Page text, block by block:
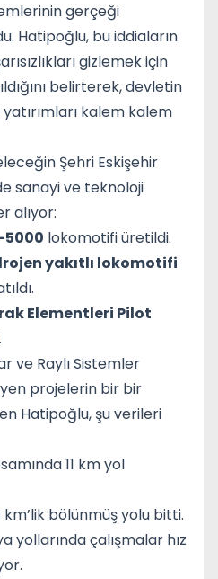
gerçeği
Hatipoğlu, bu iddiaların
gizlemek için
belirterek, devletin
kalem kalem
Şehri Eskişehir
sanayi ve teknoloji
alıyor:
5000 lokomotifi üretildi.
yakıtlı lokomotifi
Elementleri Pilot
ve Raylı Sistemler
projelerin bir bir
Hatipoğlu, şu verileri
11 km yol
km’lik bölünmüş yolu bitti.
yollarında çalışmalar hız